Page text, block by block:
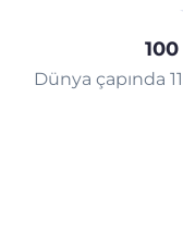
Dünya çapında